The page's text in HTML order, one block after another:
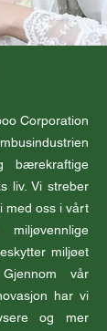
Corporation
bærekraftige
liv. Vi streber
med oss i vårt
miljøet
vår
har vi
og mer